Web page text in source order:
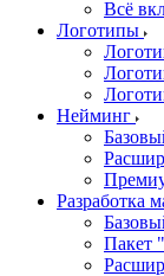
Всё
Логотипы
Нейминг
Разработка
Пакет